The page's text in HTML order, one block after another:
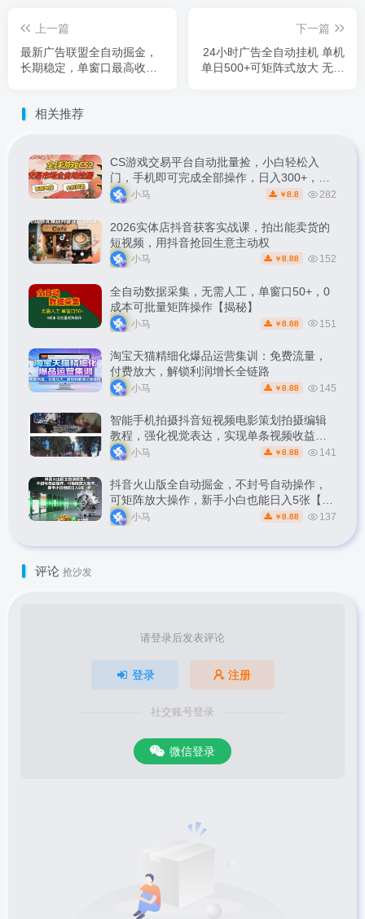
上一篇
最新广告联盟全自动掘金，
长期稳定，单窗口最高收益
下一篇
24小时广告全自动挂机 单机
单日500+可矩阵式放大 无需
相关推荐
CS游戏交易平台自动批量捡，小白轻松入
门，手机即可完成全部操作，日入300+，轻
松副业【揭秘】
小马 ￥ 8.8 282
2026实体店抖音获客实战课，拍出能卖货的
短视频，用抖音抢回生意主动权
小马 ￥ 8.88 152
全自动数据采集，无需人工，单窗口50+，0
成本可批量矩阵操作【揭秘】
小马 ￥ 8.88 151
淘宝天猫精细化爆品运营集训：免费流量，
付费放大，解锁利润增长全链路
小马 ￥ 8.88 145
智能手机拍摄抖音短视频电影策划拍摄编辑
教程，强化视觉表达，实现单条视频收益破
1k
小马 ￥ 8.88 141
抖音火山版全自动掘金，不封号自动操作，
可矩阵放大操作，新手小白也能日入5张【揭
秘】小马 ￥ 8.88 137
评论 抢沙发
请登录后发表评论
登录 注册
社交账号登录
微信登录